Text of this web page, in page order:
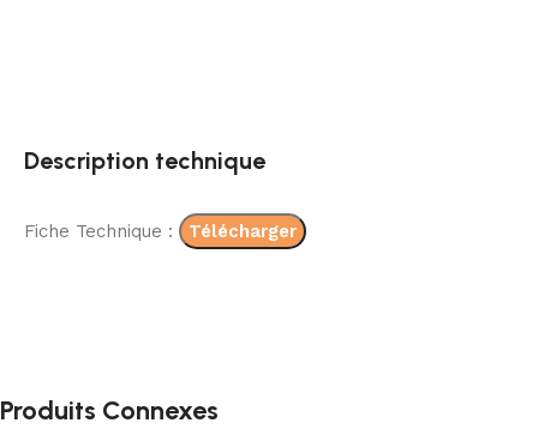
Description technique
Fiche Technique : Télécharger
Produits Connexes